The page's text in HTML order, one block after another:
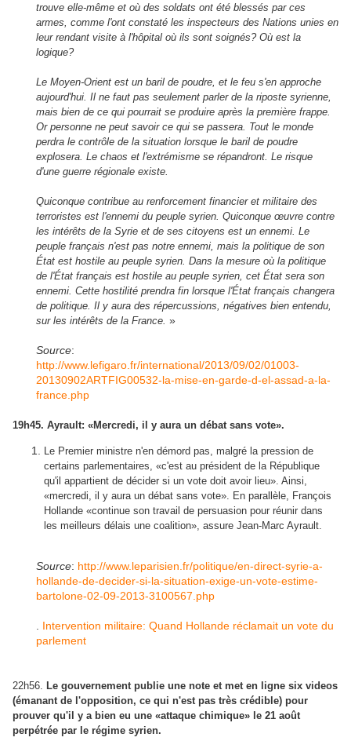
trouve elle-même et où des soldats ont été blessés par ces
armes, comme l'ont constaté les inspecteurs des Nations unies en
leur rendant visite à l'hôpital où ils sont soignés? Où est la
logique?
Le Moyen-Orient est un baril de poudre, et le feu s'en approche
aujourd'hui. Il ne faut pas seulement parler de la riposte syrienne,
mais bien de ce qui pourrait se produire après la première frappe.
Or personne ne peut savoir ce qui se passera. Tout le monde
perdra le contrôle de la situation lorsque le baril de poudre
explosera. Le chaos et l'extrémisme se répandront. Le risque
d'une guerre régionale existe.
Quiconque contribue au renforcement financier et militaire des
terroristes est l'ennemi du peuple syrien. Quiconque œuvre contre
les intérêts de la Syrie et de ses citoyens est un ennemi. Le
peuple français n'est pas notre ennemi, mais la politique de son
État est hostile au peuple syrien. Dans la mesure où la politique
de l'État français est hostile au peuple syrien, cet État sera son
ennemi. Cette hostilité prendra fin lorsque l'État français changera
de politique. Il y aura des répercussions, négatives bien entendu,
sur les intérêts de la France. »
Source:
http://www.lefigaro.fr/international/2013/09/02/01003-
20130902ARTFIG00532-la-mise-en-garde-d-el-assad-a-la-
france.php
19h45. Ayrault: «Mercredi, il y aura un débat sans vote».
Le Premier ministre n'en démord pas, malgré la pression de
certains parlementaires, «c'est au président de la République
qu'il appartient de décider si un vote doit avoir lieu». Ainsi,
«mercredi, il y aura un débat sans vote». En parallèle, François
Hollande «continue son travail de persuasion pour réunir dans
les meilleurs délais une coalition», assure Jean-Marc Ayrault.
Source: http://www.leparisien.fr/politique/en-direct-syrie-a-
hollande-de-decider-si-la-situation-exige-un-vote-estime-
bartolone-02-09-2013-3100567.php
Intervention militaire: Quand Hollande réclamait un vote du
parlement
22h56. Le gouvernement publie une note et met en ligne six videos
(émanant de l'opposition, ce qui n'est pas très crédible) pour
prouver qu'il y a bien eu une «attaque chimique» le 21 août
perpétrée par le régime syrien.